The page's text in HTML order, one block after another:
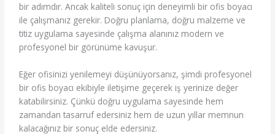
bir adımdır. Ancak kaliteli sonuç için deneyimli bir ofis boyacı
ile çalışmanız gerekir. Doğru planlama, doğru malzeme ve
titiz uygulama sayesinde çalışma alanınız modern ve
profesyonel bir görünüme kavuşur.
Eğer ofisinizi yenilemeyi düşünüyorsanız, şimdi profesyonel
bir ofis boyacı ekibiyle iletişime geçerek iş yerinize değer
katabilirsiniz. Çünkü doğru uygulama sayesinde hem
zamandan tasarruf edersiniz hem de uzun yıllar memnun
kalacağınız bir sonuç elde edersiniz.